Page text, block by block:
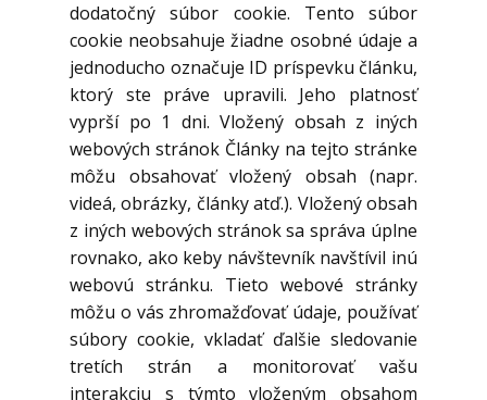
dodatočný súbor cookie. Tento súbor
cookie neobsahuje žiadne osobné údaje a
jednoducho označuje ID príspevku článku,
ktorý ste práve upravili. Jeho platnosť
vyprší po 1 dni. Vložený obsah z iných
webových stránok Články na tejto stránke
môžu obsahovať vložený obsah (napr.
videá, obrázky, články atď.). Vložený obsah
z iných webových stránok sa správa úplne
rovnako, ako keby návštevník navštívil inú
webovú stránku. Tieto webové stránky
môžu o vás zhromažďovať údaje, používať
súbory cookie, vkladať ďalšie sledovanie
tretích strán a monitorovať vašu
interakciu s týmto vloženým obsahom